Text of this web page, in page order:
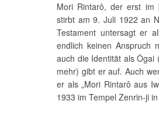
Mori Rintarô, der erst im
stirbt am 9. Juli 1922 an
Testament untersagt er
endlich keinen Anspruch
auch die Identität als Ôgai
mehr) gibt er auf. Auch
er als „Mori Rintarô aus
1933 im Tempel Zenrin-ji